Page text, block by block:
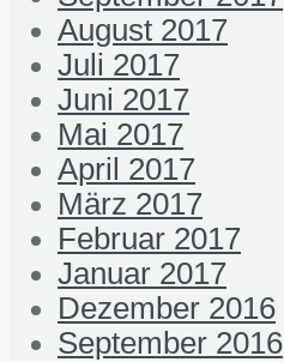
August 2017
Juli 2017
Juni 2017
Mai 2017
April 2017
März 2017
Februar 2017
Januar 2017
Dezember 2016
September 2016